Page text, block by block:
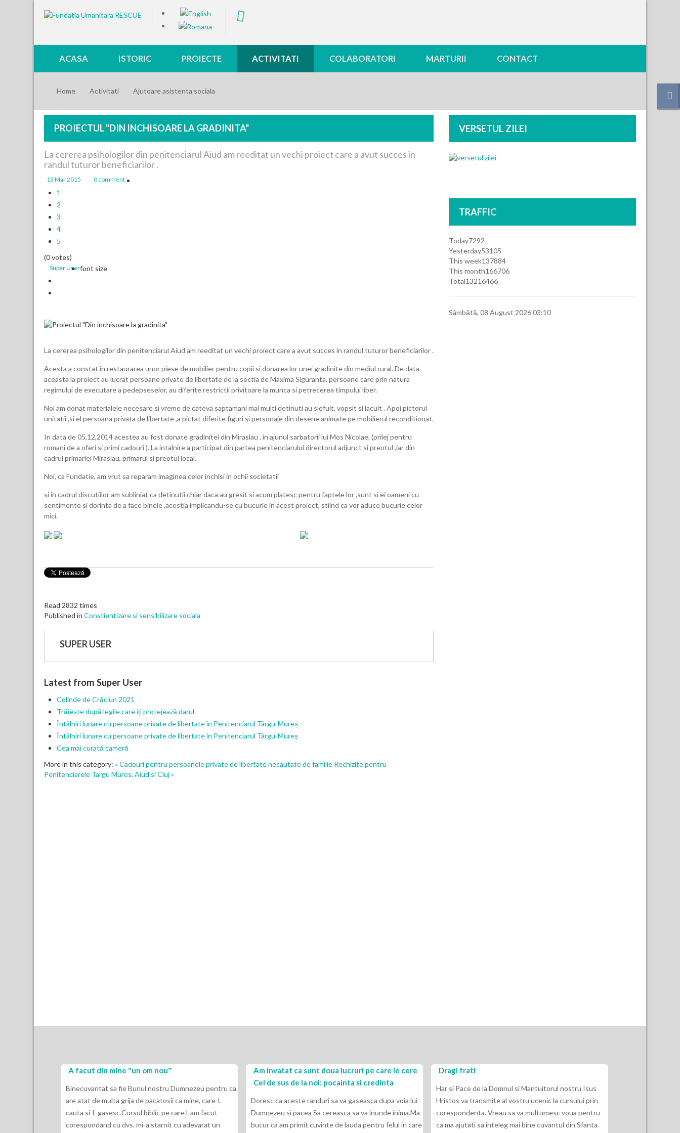
ACASA ISTORIC PROIECTE ACTIVITATI COLABORATORI MARTURII CONTACT
Home Activitati Ajutoare asistenta sociala
PROIECTUL "DIN INCHISOARE LA GRADINITA"
La cererea psihologilor din penitenciarul Aiud am reeditat un vechi proiect care a avut succes in
randul tuturor beneficiarilor .
13 Mar 2015 0 comment
1
2
3
4
5
(0 votes)
Super Userfont size
La cererea psihologilor din penitenciarul Aiud am reeditat un vechi proiect care a avut succes in randul tuturor beneficiarilor .
Acesta a constat in restaurarea unor piese de mobilier pentru copii si donarea lor unei gradinite din mediul rural. De data
aceasta la proiect au lucrat persoane private de libertate de la sectia de Maxima Siguranta, persoane care prin natura
regimului de executare a pedepseselor, au diferite restrictii privitoare la munca si petrecerea timpului liber.
Noi am donat materialele necesare si vreme de cateva saptamani mai multi detinuti au slefuit, vopsit si lacuit . Apoi pictorul
unitatii ,si el persoana privata de libertate ,a pictat diferite figuri si personaje din desene animate pe mobilierul reconditionat.
In data de 05,12,2014 acestea au fost donate gradinitei din Miraslau , in ajunul sarbatorii lui Mos Nicolae, (prilej pentru
romani de a oferi si primi cadouri ). La intalnire a participat din partea penitenciarului directorul adjunct si preotul ,iar din
cadrul primariei Miraslau, primarul si preotul local.
Noi, ca Fundatie, am vrut sa reparam imaginea celor inchisi in ochii societatii
si in cadrul discutiilor am subliniat ca detinutii chiar daca au gresit si acum platesc pentru faptele lor ,sunt si ei oameni cu
sentimente si dorinta de a face binele ,acestia implicandu-se cu bucurie in acest proiect, stiind ca vor aduce bucurie celor
mici.
Read 2832 times
Published in Constientizare si sensibilizare sociala
SUPER USER
Latest from Super User
Colinde de Crăciun 2021
Trăiește după legile care iți protejează darul
Întâlniri lunare cu persoane private de libertate în Penitenciarul Târgu-Mureș
Întâlniri lunare cu persoane private de libertate în Penitenciarul Târgu-Mureș
Cea mai curată cameră
More in this category: « Cadouri pentru persoanele private de libertate necautate de familie Rechizite pentru
Penitenciarele Targu Mures, Aiud si Cluj »
VERSETUL ZILEI
TRAFFIC
Today7292
Yesterday53105
This week137884
This month166706
Total13216466
Sâmbătă, 08 August 2026 03:10
A facut din mine "un om nou"
Binecuvantat sa fie Bunul nostru Dumnezeu pentru ca
are atat de multa grija de pacatosii ca mine, care-L
cauta si-L gasesc.Cursul biblic pe care l-am facut
corespondand cu dvs. mi-a starnit cu adevarat un
Am invatat ca sunt doua lucruri pe care le cere
Cel de sus de la noi: pocainta si credinta
Doresc ca aceste randuri sa va gaseasca dupa voia lui
Dumnezeu si pacea Sa cereasca sa va inunde inima.Ma
bucur ca am primit cuvinte de lauda pentru felul in care
Dragi frati
Har si Pace de la Domnul si Mantuitorul nostru Isus
Hristos va transmite al vostru ucenic la cursului prin
corespondenta. Vreau sa va multumesc voua pentru
ca ma ajutati sa inteleg mai bine cuvantul din Sfanta
2 Timotei 3:16“ Caci toata Scriptura
Dumnezeu si de folos ca sa invete, sa
indrepte, sa dea intelepciune in